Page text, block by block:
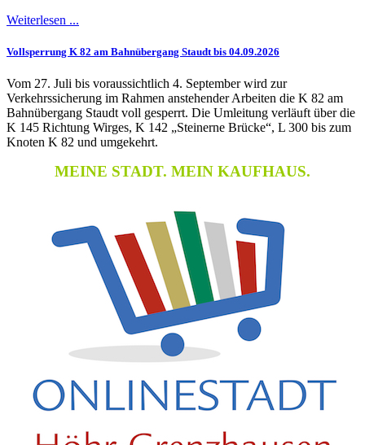
Weiterlesen ...
Vollsperrung K 82 am Bahnübergang Staudt bis 04.09.2026
Vom 27. Juli bis voraussichtlich 4. September wird zur
Verkehrssicherung im Rahmen anstehender Arbeiten die K 82 am
Bahnübergang Staudt voll gesperrt. Die Umleitung verläuft über die
K 145 Richtung Wirges, K 142 „Steinerne Brücke“, L 300 bis zum
Knoten K 82 und umgekehrt.
MEINE STADT. MEIN KAUFHAUS.